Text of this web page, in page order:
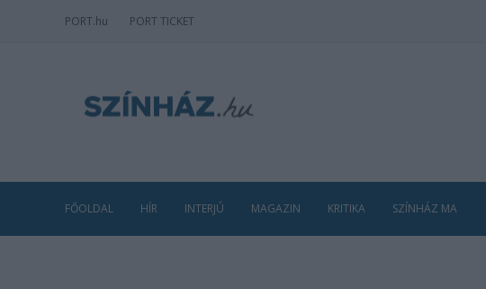
PORT.hu PORT TICKET
FŐOLDAL HÍR INTERJÚ MAGAZIN KRITIKA SZÍNHÁZ MA